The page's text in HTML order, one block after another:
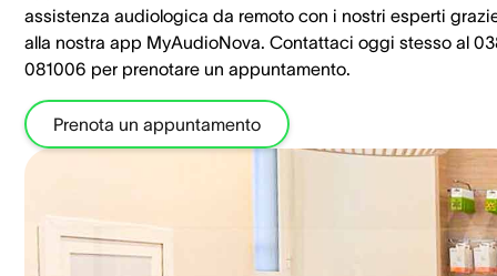
assistenza audiologica da remoto con i nostri esperti
alla nostra app MyAudioNova. Contattaci oggi stesso al
081006 per prenotare un appuntamento.
Prenota un appuntamento